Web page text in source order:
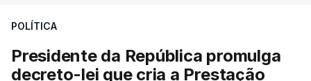
POLÍTICA
Presidente da República promulga
decreto-lei que cria a Prestação